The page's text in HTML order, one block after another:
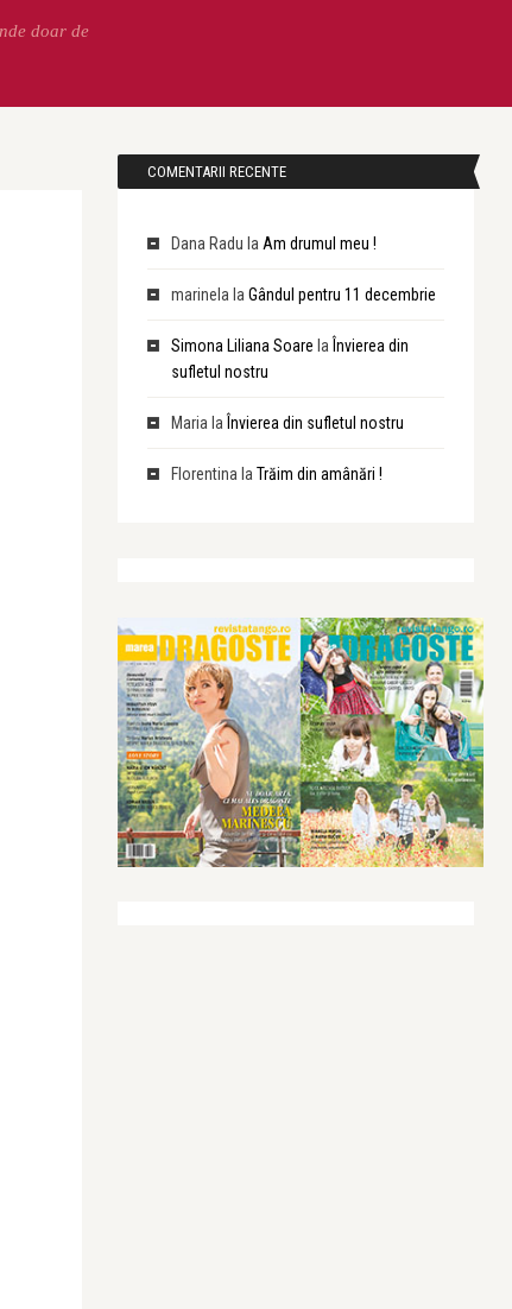
doar de
COMENTARII RECENTE
Dana Radu la Am drumul meu !
marinela la Gândul pentru 11 decembrie
Simona Liliana Soare la Învierea din
sufletul nostru
Maria la Învierea din sufletul nostru
Florentina la Trăim din amânări !